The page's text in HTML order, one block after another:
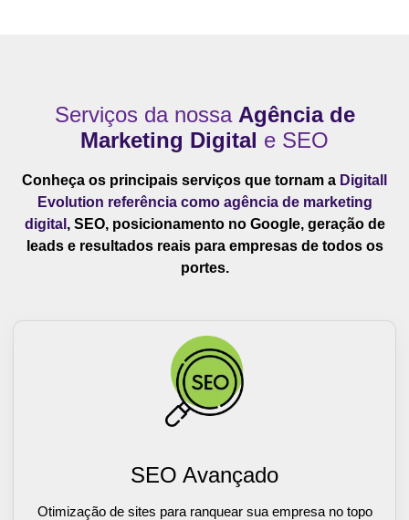
Serviços da nossa Agência de
Marketing Digital e SEO
Conheça os principais serviços que tornam a Digitall
Evolution referência como agência de marketing
digital , SEO, posicionamento no Google, geração de
leads e resultados reais para empresas de todos os
portes.
SEO Avançado
Otimização de sites para ranquear sua empresa no topo